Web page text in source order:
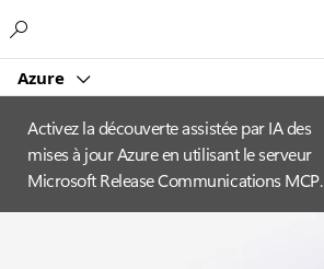
Azure
Activez la découverte assistée par IA des
mises à jour Azure en utilisant le serveur
Microsoft Release Communications MCP.